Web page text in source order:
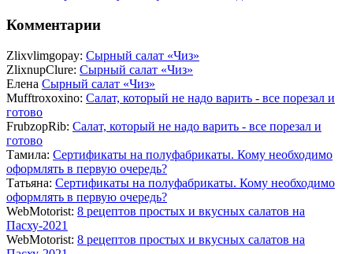
Комментарии
Zlixvlimgopay: Сырный салат «Чиз»
ZlixnupClure: Сырный салат «Чиз»
Елена Сырный салат «Чиз»
Mufftroxoxino: Салат, который не надо варить - все порезал и
готово
FrubzopRib: Салат, который не надо варить - все порезал и
готово
Тамила: Сертификаты на полуфабрикаты. Кому необходимо
оформлять в первую очередь?
Татьяна: Сертификаты на полуфабрикаты. Кому необходимо
оформлять в первую очередь?
WebMotorist: 8 рецептов простых и вкусных салатов на
Пасху-2021
WebMotorist: 8 рецептов простых и вкусных салатов на